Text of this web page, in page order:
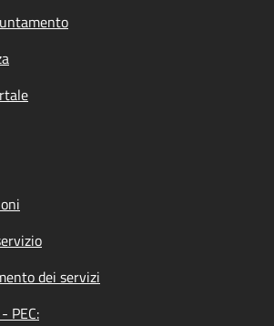
dei servizi
PEC: